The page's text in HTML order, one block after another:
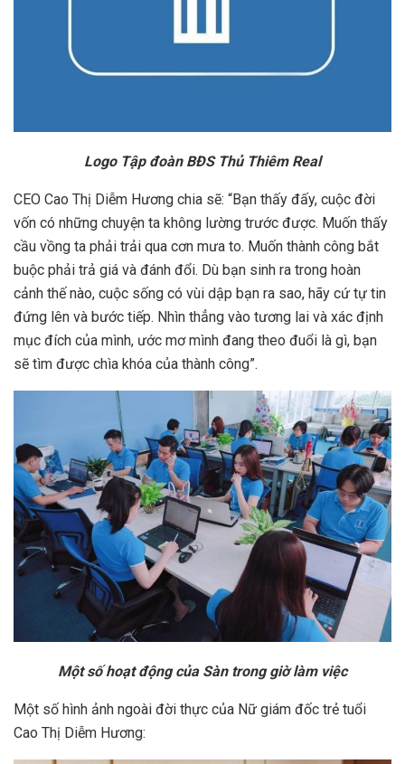
Logo Tập đoàn BĐS Thủ Thiêm Real
CEO Cao Thị Diễm Hương chia sẽ: “Bạn thấy đấy, cuộc đời
vốn có những chuyện ta không lường trước được. Muốn thấy
cầu vồng ta phải trải qua cơn mưa to. Muốn thành công bắt
buộc phải trả giá và đánh đổi. Dù bạn sinh ra trong hoàn
cảnh thế nào, cuộc sống có vùi dập bạn ra sao, hãy cứ tự tin
đứng lên và bước tiếp. Nhìn thẳng vào tương lai và xác định
mục đích của mình, ước mơ mình đang theo đuổi là gì, bạn
sẽ tìm được chìa khóa của thành công”.
Một số hoạt động của Sàn trong giờ làm việc
Một số hình ảnh ngoài đời thực của Nữ giám đốc trẻ tuổi
Cao Thị Diễm Hương: